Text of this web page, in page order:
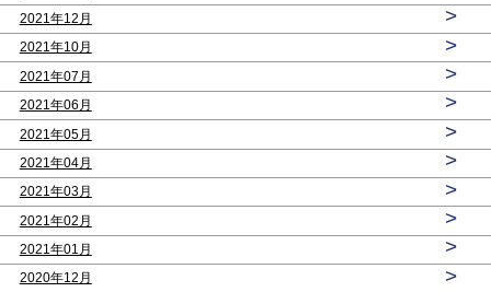
2021年12月 >
2021年10月 >
2021年07月 >
2021年06月 >
2021年05月 >
2021年04月 >
2021年03月 >
2021年02月 >
2021年01月 >
2020年12月 >